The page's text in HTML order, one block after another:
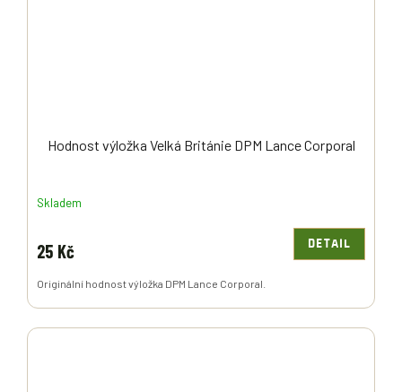
Hodnost výložka Velká Británie DPM Lance Corporal
Skladem
25 Kč DETAIL
Originální hodnost výložka DPM Lance Corporal.